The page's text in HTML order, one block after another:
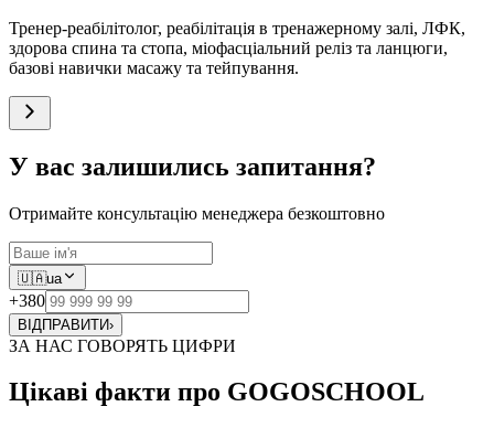
Тренер-реабілітолог, реабілітація в тренажерному залі, ЛФК,
здорова спина та стопа, міофасціальний реліз та ланцюги,
базові навички масажу та тейпування.
У вас залишились запитання?
Отримайте консультацію менеджера безкоштовно
🇺🇦ua
+380
ВІДПРАВИТИ›
ЗА НАС ГОВОРЯТЬ ЦИФРИ
Цікаві факти про GOGOSCHOOL